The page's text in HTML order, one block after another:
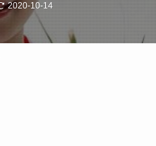
2020-10-14